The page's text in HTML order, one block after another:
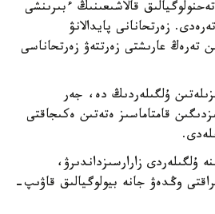
قالاشىعىنىڭ ءبىرىنشى
زەرتحانانى پايدالانۋ
تەرەڭ عارىشتى زەرتتەۋ زەرتحاناسى
ۇلگىلەردىڭ دە، جەر
قامتاماسىز ەتەتىن ەكىجاقتى
ۇلگىلەردى زارارسىزداندىرۋ،
وڭدەۋ جانە بيولوگيالىق قاۋىپ-